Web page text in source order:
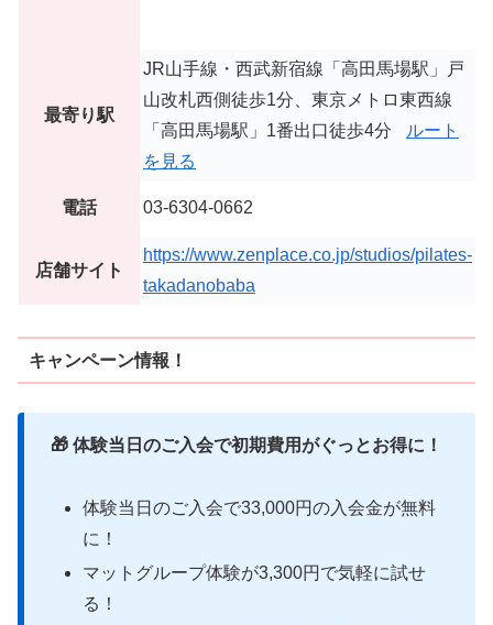
最寄り駅
JR山手線・西武新宿線「高田馬場駅」戸
山改札西側徒歩1分、東京メトロ東西線
「高田馬場駅」1番出口徒歩4分
ルート
を見る
電話 03-6304-0662
店舗サイト
https://www.zenplace.co.jp/studios/pilates-
takadanobaba
キャンペーン情報！
🎁 体験当日のご入会で初期費用がぐっとお得に！
体験当日のご入会で33,000円の入会金が無料
に！
マットグループ体験が3,300円で気軽に試せ
る！